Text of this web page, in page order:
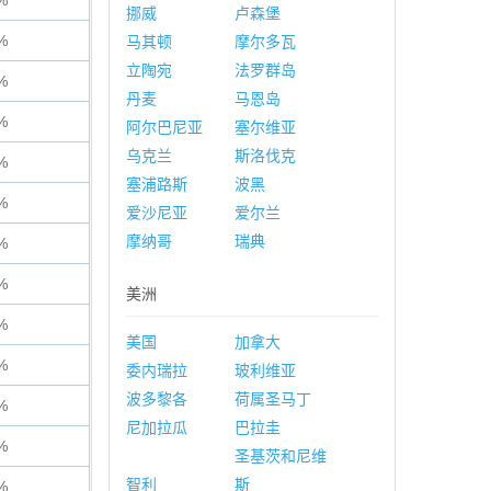
挪威
卢森堡
马其顿
摩尔多瓦
立陶宛
法罗群岛
丹麦
马恩岛
阿尔巴尼亚
塞尔维亚
乌克兰
斯洛伐克
塞浦路斯
波黑
爱沙尼亚
爱尔兰
摩纳哥
瑞典
美洲
美国
加拿大
委内瑞拉
玻利维亚
波多黎各
荷属圣马丁
尼加拉瓜
巴拉圭
智利
圣基茨和尼维
斯